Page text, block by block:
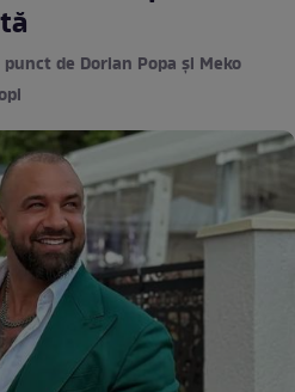
de Dorian Popa și Meko